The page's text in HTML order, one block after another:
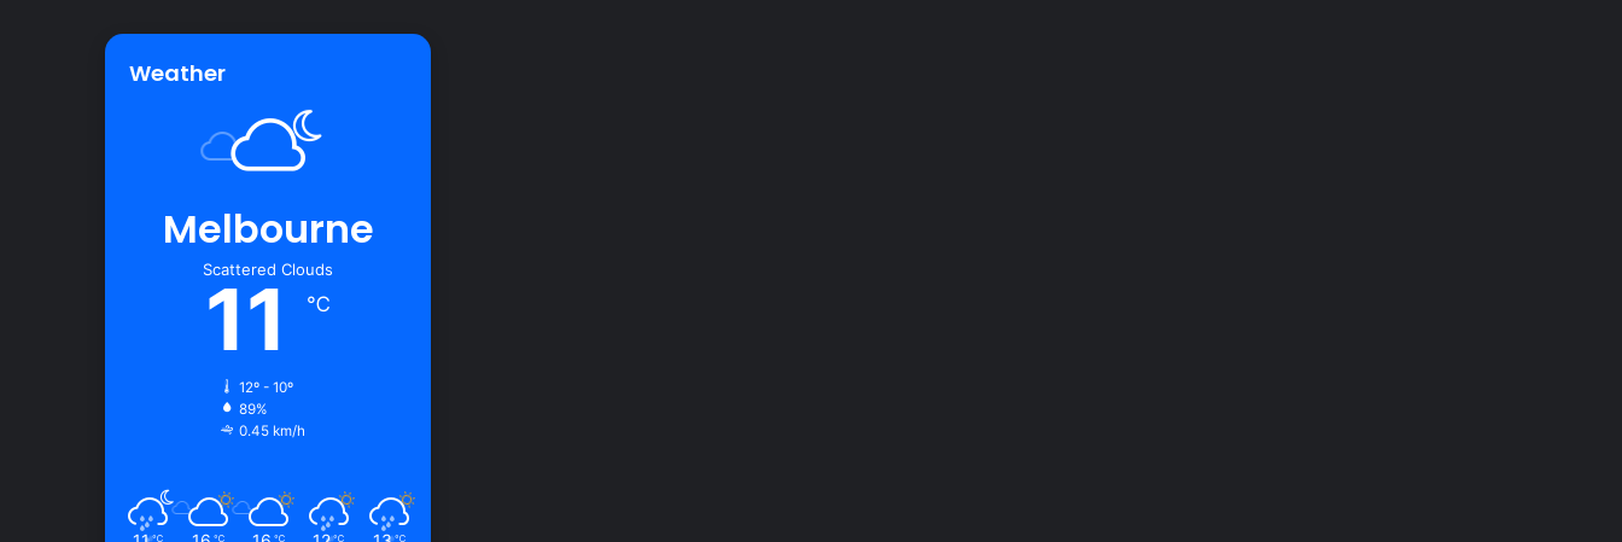
Weather
Melbourne
Scattered Clouds
11 ℃
12º - 10º
89%
0.45 km/h
℃ ℃ ℃ ℃ ℃